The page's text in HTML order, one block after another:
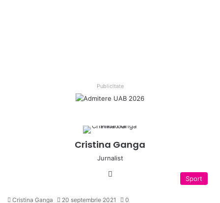
Publicitate
Cristina Ganga
Jurnalist
bo
Sport
Cristina Ganga 20 septembrie 2021 0